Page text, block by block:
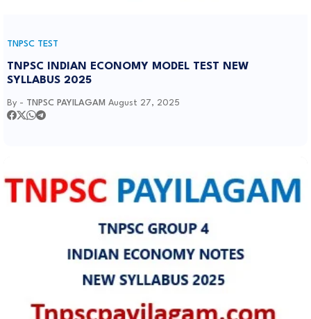
TNPSC TEST
TNPSC INDIAN ECONOMY MODEL TEST NEW
SYLLABUS 2025
By - TNPSC PAYILAGAM August 27, 2025